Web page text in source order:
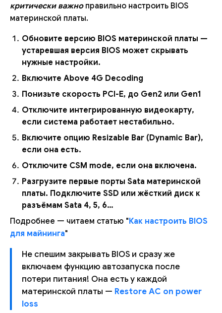
критически важноправильно настроить BIOS
материнской платы.
Обновите версию BIOS материнской платы —
устаревшая версия BIOS может скрывать
нужные настройки.
Включите Above 4G Decoding
Понизьте скорость PCI-E, до Gen2 или Gen1
Отключите интегрированную видеокарту,
если система работает нестабильно.
Включите опцию Resizable Bar (Dynamic Bar),
если она есть.
Отключите CSM mode, если она включена.
Разгрузите первые порты Sata материнской
платы. Подключите SSD или жёсткий диск к
разъёмам Sata 4, 5, 6…
Подробнее — читаем статью "Как настроить BIOS
для майнинга"
Не спешим закрывать BIOS и сразу же
включаем функцию автозапуска после
потери питания! Она есть у каждой
материнской платы — Restore AC on power
loss